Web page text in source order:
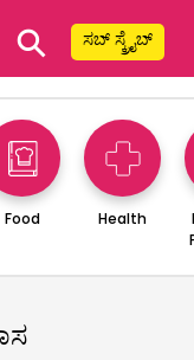
⚲ ಸಬ್ ಸ್ಕ್ರೈಬ್
Food Health